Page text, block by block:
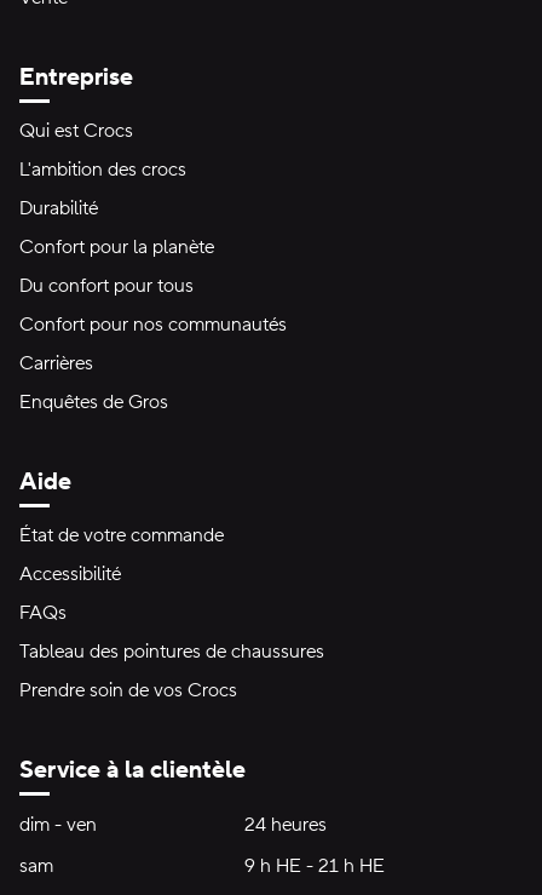
Entreprise
Qui est Crocs
L'ambition des crocs
Durabilité
Confort pour la planète
Du confort pour tous
Confort pour nos communautés
Carrières
Enquêtes de Gros
Aide
État de votre commande
Accessibilité
FAQs
Tableau des pointures de chaussures
Prendre soin de vos Crocs
Service à la clientèle
Heures d'ouverture:
dim - ven dimanche à vendredi24 heures24 heures
sam
9 h HE - 21 h HE9 h HE - 21 h HE